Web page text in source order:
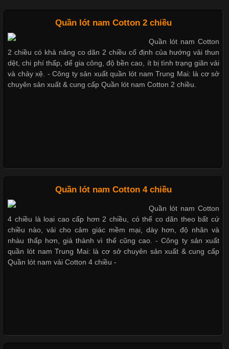
Chất Liệu Lycra Có Gì Đặc Biệt Trong Ngành Thời Trang?
Cập nhật 2026-05-27 17:03:46
Vải Lycra Là Gì? Chất Liệu Co Giãn Được Ưa Chuộng Trong
Chất Liệu Bamboo Xu Hướng Mới Trong Ngành Thời Trang
Cập nhật 2026-05-21 14:59:25
Trong những năm gần đây, vải Bamboo đang trở thành một
trong những chất liệu được yêu thích trong ngành thời trang
nhờ đặc tính mềm mại, thoáng khí và thân thiện với môi trường.
Không chỉ được ứng dụng trong quần áo thường ngày, loại vải
Xu hướng thời trang trẻ và quần lót nam giá sỉ
Những mẩu quần lót nam thông dụng hiện nay
Bộ sưu tập quần lót nam Boxer TpHCM
Quần lót nam boxer thun lạnh
Quần lót nam Cotton 2 chiều
Quần lót nam Cotton
2 chiều có khả năng co dãn 2 chiều cố định của hướng vải thun
dệt, chi phí thấp, dể gia công, độ bền cao, ít bị tình trạng giãn vải
và chảy xệ. - Công ty sản xuất quần lót nam Trung Mai: là cơ sở
chuyên sản xuất & cung cấp Quần lót nam Cotton 2 chiều.
Quần lót nam Cotton 4 chiều
Quần lót nam Cotton
4 chiều là loại cao cấp hơn 2 chiều, có thể co dãn theo bất cứ
chiều nào, vải cho cảm giác mềm mại, dày hơn, độ nhăn và
nhàu thấp hơn, giá thành vì thế cũng cao. - Công ty sản xuất
quần lót nam Trung Mai: là cơ sở chuyên sản xuất & cung cấp
Quần lót nam vải Cotton 4 chiều -